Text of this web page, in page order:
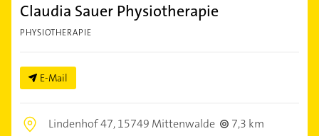
Claudia Sauer Physiotherapie
PHYSIOTHERAPIE
E-Mail
Lindenhof 47,15749 Mittenwalde
7,3 km